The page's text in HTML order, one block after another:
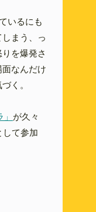
いるにも
まう、っ
を爆発さ
なんだけ
く。
が久々
して参加